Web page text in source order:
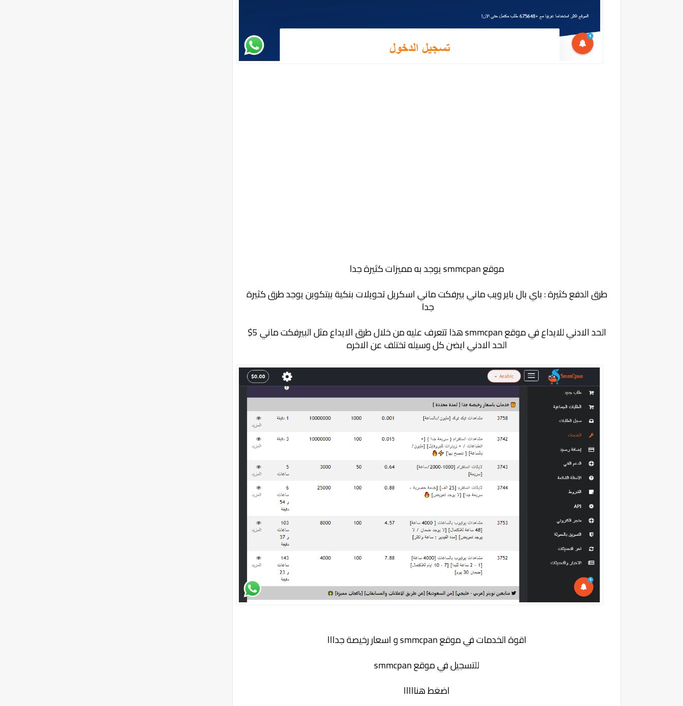
موقعsmmcpanيوجد به مميزات كثيرة جدا
طرق الدفع كثيرة : باي بال باير ويب ماني بيرفكت ماني اسكريل تحويلات بنكية بيتكوين يوجد طرق كثيرة
جدا
الحد الادني للايداع في موقعsmmcpan هذا تتعرف عليه من خلال طرق الايداع مثل البيرفكت ماني 5$
الحد الادني ايضن كل وسيله تختلف عن الاخره
اقوة الخدمات في موقعsmmcpanو اسعار رخيصة جدااا
للتسجيل في موقعsmmcpan
اضغط هنااااا